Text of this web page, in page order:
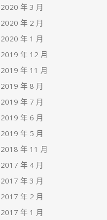
2020 年 3 月
2020 年 2 月
2020 年 1 月
2019 年 12 月
2019 年 11 月
2019 年 8 月
2019 年 7 月
2019 年 6 月
2019 年 5 月
2018 年 11 月
2017 年 4 月
2017 年 3 月
2017 年 2 月
2017 年 1 月